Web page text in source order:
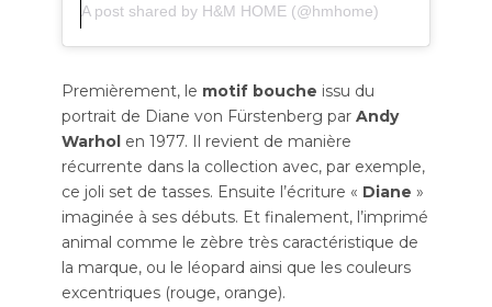
A post shared by H&M HOME (@hmhome)
Premièrement, le motif bouche issu du
portrait de Diane von Fürstenberg par Andy
Warholen 1977. Il revient de manière
récurrente dans la collection avec, par exemple,
ce joli set de tasses. Ensuite l’écriture « Diane »
imaginée à ses débuts. Et finalement, l’imprimé
animal comme le zèbre très caractéristique de
la marque, ou le léopard ainsi que les couleurs
excentriques (rouge, orange).